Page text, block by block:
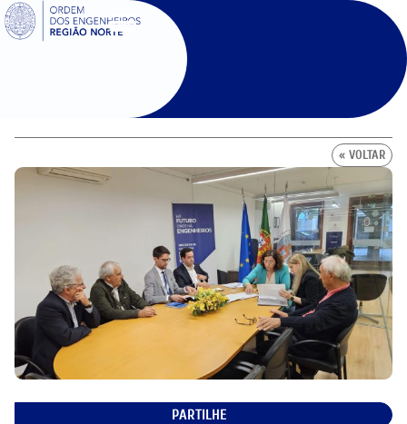
SIGOE
« VOLTAR
PARTILHE